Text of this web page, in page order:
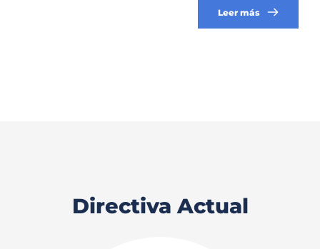
Leer más
Directiva Actual